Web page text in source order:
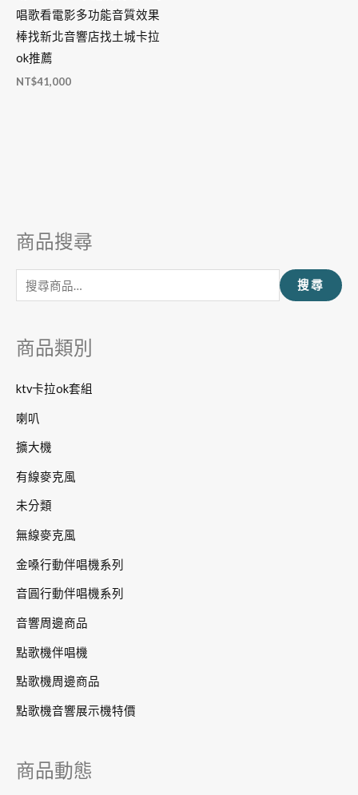
唱歌看電影多功能音質效果
棒找新北音響店找土城卡拉
ok推薦
NT$41,000
商品搜尋
搜
關
:
搜尋
商品類別
ktv卡拉ok套組
喇叭
擴大機
有線麥克風
未分類
無線麥克風
金嗓行動伴唱機系列
音圓行動伴唱機系列
音響周邊商品
點歌機伴唱機
點歌機周邊商品
點歌機音響展示機特價
商品動態